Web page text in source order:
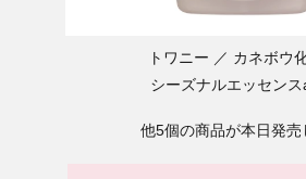
トワニー
カネボウ
シーズナルエッセンス
他5個の商品が本日発売